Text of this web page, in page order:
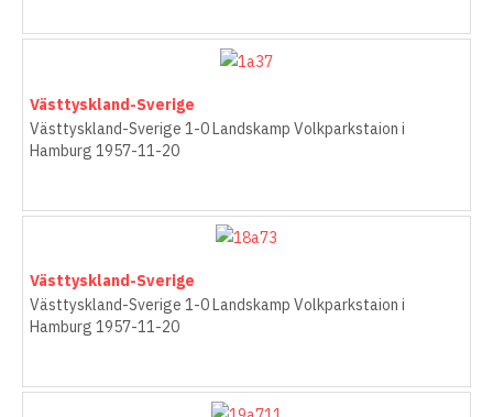
Västtyskland-Sverige
Västtyskland-Sverige 1-0 Landskamp Volkparkstaion i
Hamburg 1957-11-20
Västtyskland-Sverige
Västtyskland-Sverige 1-0 Landskamp Volkparkstaion i
Hamburg 1957-11-20